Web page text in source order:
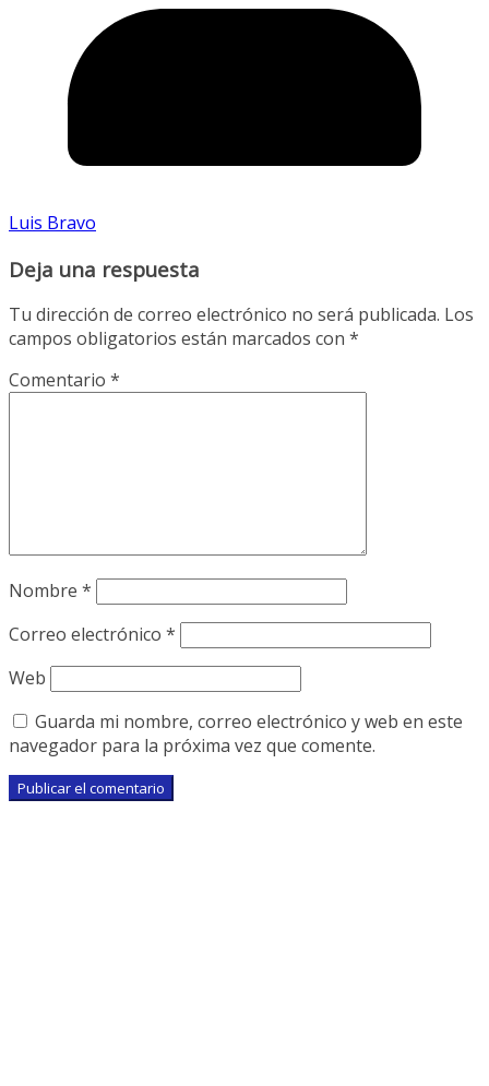
Luis Bravo
Deja una respuesta
Tu dirección de correo electrónico no será publicada. Los
campos obligatorios están marcados con *
Comentario *
Nombre *
Correo electrónico *
Web
Guarda mi nombre, correo electrónico y web en este
navegador para la próxima vez que comente.